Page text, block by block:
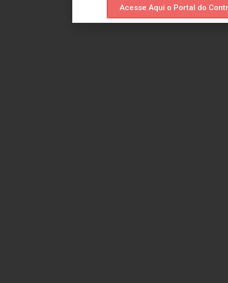
Acesse Aqui o Portal do